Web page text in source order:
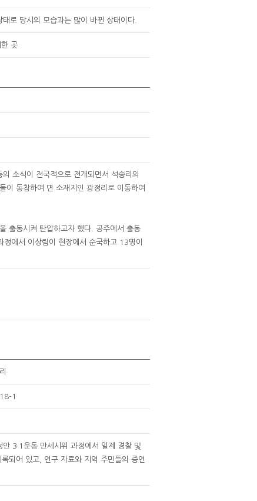
로 당시의 모습과는 많이 바뀐 상태이다.
곳
소식이 전국적으로 전개되면서 석송리의
이 동참하여 면 소재지인 광정리로 이동하여
출동시켜 탄압하고자 했다. 공주에서 출동
에서 이상림이 현장에서 순국하고 13명이
1
안 3·1운동 만세시위 과정에서 일제 경찰 및
되어 있고, 연구 자료와 지역 주민들의 증언